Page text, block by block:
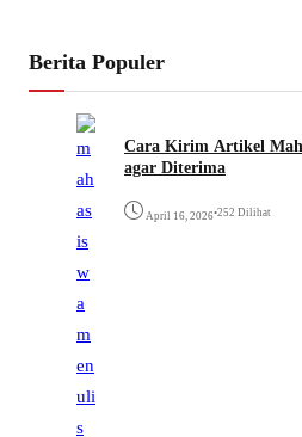
Berita Populer
Cara Kirim Artikel
agar Diterima
April 16, 2026•252 Dilihat